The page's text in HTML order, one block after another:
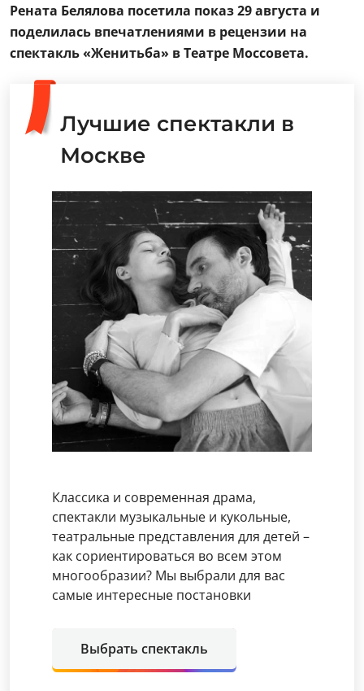
Рената Белялова посетила показ 29 августа и
поделилась впечатлениями в рецензии на
спектакль «Женитьба» в Театре Моссовета.
Лучшие спектакли в
Москве
Классика и современная драма,
спектакли музыкальные и кукольные,
театральные представления для детей –
как сориентироваться во всем этом
многообразии? Мы выбрали для вас
самые интересные постановки
Выбрать спектакль